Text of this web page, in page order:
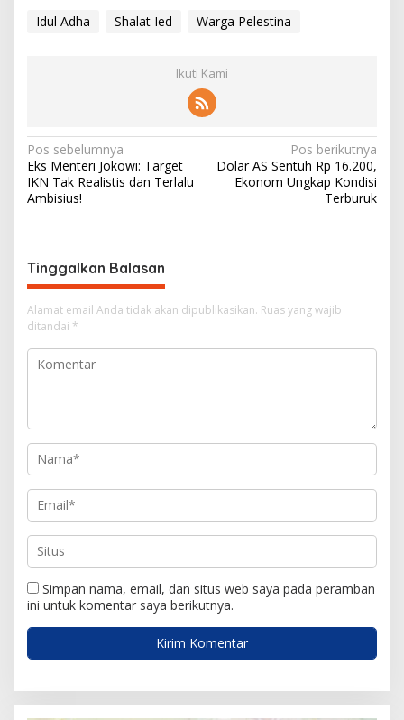
Idul Adha Shalat Ied Warga Pelestina
Ikuti Kami
N
a
v
g
a
s
i
p
Pos sebelumnya
Eks Menteri Jokowi: Target
IKN Tak Realistis dan Terlalu
Ambisius!
Pos berikutnya
Dolar AS Sentuh Rp 16.200,
Ekonom Ungkap Kondisi
Terburuk
Tinggalkan Balasan
Alamat email Anda tidak akan dipublikasikan. Ruas yang wajib
ditandai *
Simpan nama, email, dan situs web saya pada peramban
ini untuk komentar saya berikutnya.